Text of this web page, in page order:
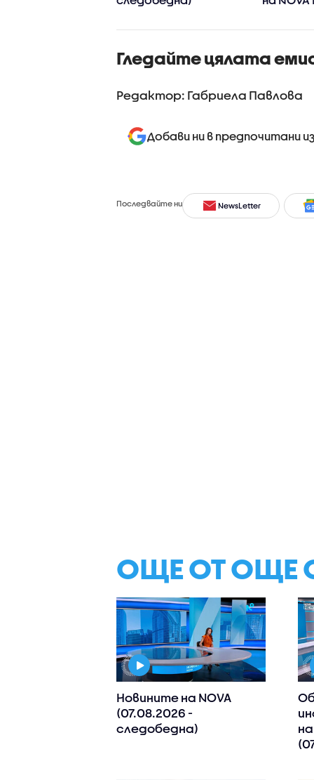
Гледайте цялата
Редактор: Габриела Павлова
Добави ни в предпочитани
Последвайте ни NewsLetter
ОЩЕ ОТ ОЩЕ
Новините на NOVA
(07.08.2026 -
следобедна)
на